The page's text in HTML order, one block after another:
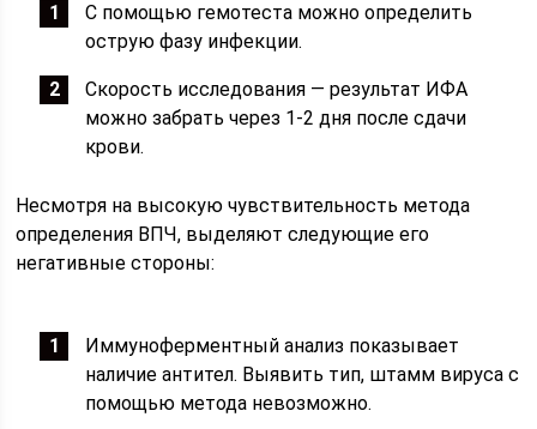
С помощью гемотеста можно определить
острую фазу инфекции.
Скорость исследования — результат ИФА
можно забрать через 1-2 дня после сдачи
крови.
Несмотря на высокую чувствительность метода
определения ВПЧ, выделяют следующие его
негативные стороны:
Иммуноферментный анализ показывает
наличие антител. Выявить тип, штамм вируса с
помощью метода невозможно.